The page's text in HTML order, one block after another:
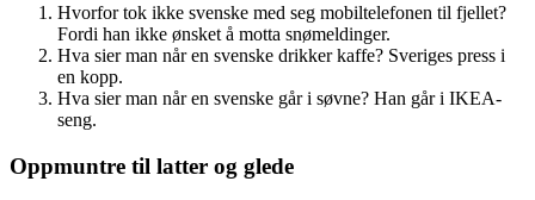
Hvorfor tok ikke svenske med seg mobiltelefonen til fjellet?
Fordi han ikke ønsket å motta snømeldinger.
Hva sier man når en svenske drikker kaffe? Sveriges press i
en kopp.
Hva sier man når en svenske går i søvne? Han går i IKEA-
seng.
Oppmuntre til latter og glede